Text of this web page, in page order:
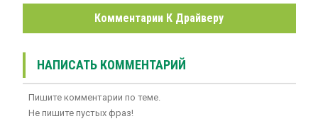
Комментарии К Драйверу
НАПИСАТЬ КОММЕНТАРИЙ
Пишите комментарии по теме.
Не пишите пустых фраз!